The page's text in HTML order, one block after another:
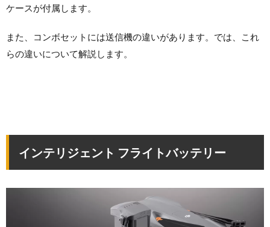
ケースが付属します。
また、コンボセットには送信機の違いがあります。では、これ
らの違いについて解説します。
インテリジェント フライトバッテリー